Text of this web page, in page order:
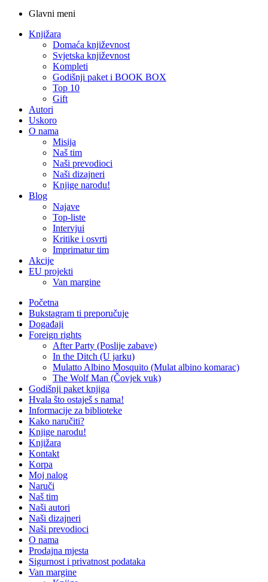
Glavni meni
Knjižara
Domaća književnost
Svjetska književnost
Kompleti
Godišnji paket i BOOK BOX
Top 10
Gift
Autori
Uskoro
O nama
Misija
Naš tim
Naši prevodioci
Naši dizajneri
Knjige narodu!
Blog
Najave
Top-liste
Intervjui
Kritike i osvrti
Imprimatur tim
Akcije
EU projekti
Van margine
Početna
Bukstagram ti preporučuje
Događaji
Foreign rights
After Party (Poslije zabave)
In the Ditch (U jarku)
Mulatto Albino Mosquito (Mulat albino komarac)
The Wolf Man (Čovjek vuk)
Godišnji paket knjiga
Hvala što ostaješ s nama!
Informacije za biblioteke
Kako naručiti?
Knjige narodu!
Knjižara
Kontakt
Korpa
Moj nalog
Naruči
Naš tim
Naši autori
Naši dizajneri
Naši prevodioci
O nama
Prodajna mjesta
Sigurnost i privatnost podataka
Van margine